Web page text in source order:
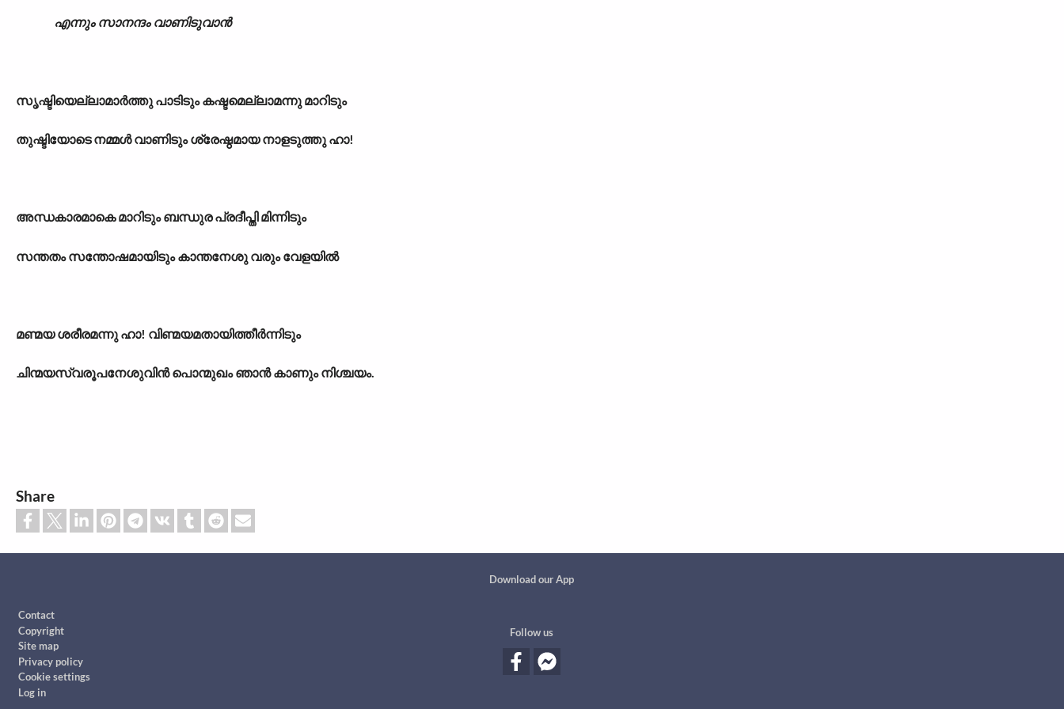
എന്നും സാനന്ദം വാണിടുവാൻ
സൃഷ്ടിയെല്ലാമാർത്തു പാടിടും കഷ്ടമെല്ലാമന്നു മാറിടും
തുഷ്ടിയോടെ നമ്മൾ വാണിടും ശ്രേഷ്ഠമായ നാളടുത്തു ഹാ!
അന്ധകാരമാകെ മാറിടും ബന്ധുര പ്രദീപ്തി മിന്നിടും
സന്തതം സന്തോഷമായിടും കാന്തനേശു വരും വേളയിൽ
മണ്മയ ശരീരമന്നു ഹാ! വിണ്മയമതായിത്തീർന്നിടും
ചിന്മയസ്വരൂപനേശുവിൻ പൊന്മുഖം ഞാൻ കാണും നിശ്ചയം.
Share
Custom footer
Download our App
Footer
Contact
Copyright
Site map
Privacy policy
Cookie settings
Log in
Follow us